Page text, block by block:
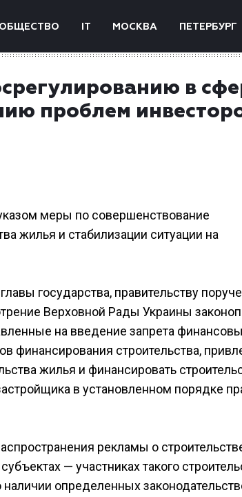
ОБЩЕСТВО IT МОСКВА ПЕТЕРБУРГ
в
проблем
меры по совершенствование
жилья и стабилизации ситуации на
государства, правительству
Верховной Рады Украины
на введение запрета
строительства,
жилья и финансировать
в установленном порядке
рекламы о
— участниках такого
определенных